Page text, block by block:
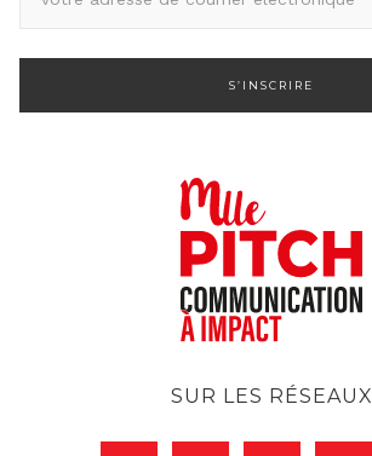
r
SUR LES RÉSEAUX